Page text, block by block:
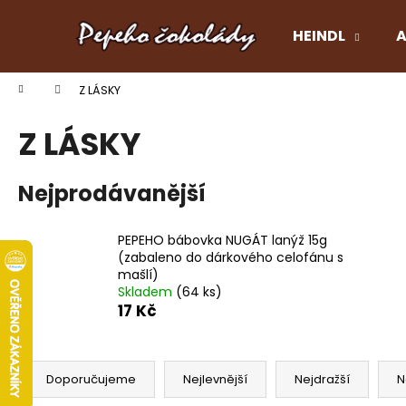
HEINDL
Domů Z LÁSKY
Z LÁSKY
Nejprodávanější
PEPEHO bábovka NUGÁT lanýž 15g
(zabaleno do dárkového celofánu s
mašlí)
Skladem (64 ks)
17 Kč
Ř
a Doporučujeme Nejlevnější Nejdražší
í
Zpět
do
obchodu
Zpět
do
obchodu